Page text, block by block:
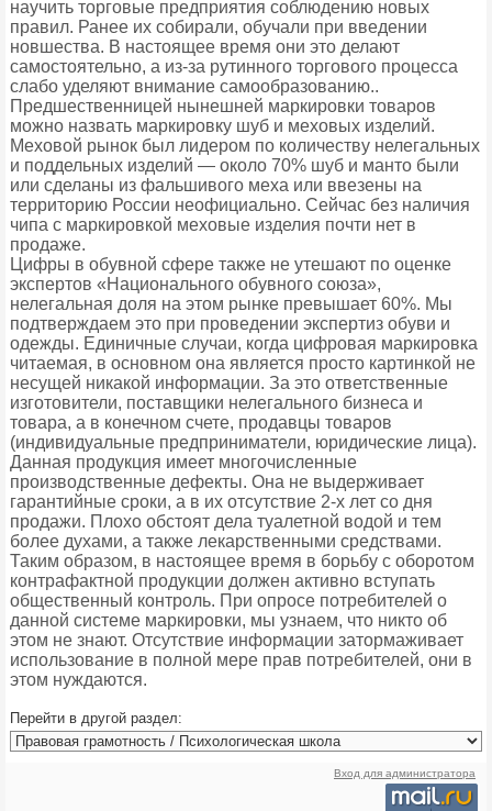
научить торговые предприятия соблюдению новых
правил. Ранее их собирали, обучали при введении
новшества. В настоящее время они это делают
самостоятельно, а из-за рутинного торгового процесса
слабо уделяют внимание самообразованию..
Предшественницей нынешней маркировки товаров
можно назвать маркировку шуб и меховых изделий.
Меховой рынок был лидером по количеству нелегальных
и поддельных изделий — около 70% шуб и манто были
или сделаны из фальшивого меха или ввезены на
территорию России неофициально. Сейчас без наличия
чипа с маркировкой меховые изделия почти нет в
продаже.
Цифры в обувной сфере также не утешают по оценке
экспертов «Национального обувного союза»,
нелегальная доля на этом рынке превышает 60%. Мы
подтверждаем это при проведении экспертиз обуви и
одежды. Единичные случаи, когда цифровая маркировка
читаемая, в основном она является просто картинкой не
несущей никакой информации. За это ответственные
изготовители, поставщики нелегального бизнеса и
товара, а в конечном счете, продавцы товаров
(индивидуальные предприниматели, юридические лица).
Данная продукция имеет многочисленные
производственные дефекты. Она не выдерживает
гарантийные сроки, а в их отсутствие 2-х лет со дня
продажи. Плохо обстоят дела туалетной водой и тем
более духами, а также лекарственными средствами.
Таким образом, в настоящее время в борьбу с оборотом
контрафактной продукции должен активно вступать
общественный контроль. При опросе потребителей о
данной системе маркировки, мы узнаем, что никто об
этом не знают. Отсутствие информации затормаживает
использование в полной мере прав потребителей, они в
этом нуждаются.
Перейти в другой раздел:
Вход для администратора